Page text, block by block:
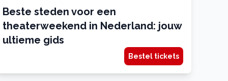
Beste steden voor een
theaterweekend in Nederland: jouw
ultieme gids
Bestel tickets